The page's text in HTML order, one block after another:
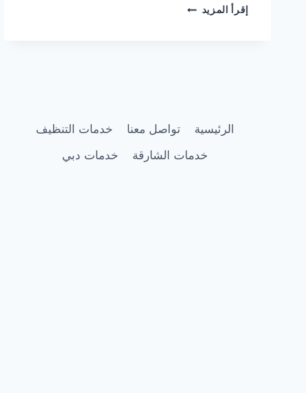
إقرأ المزيد شركة
الرئيسية تواصل معنا
خدمات التنظيف
خدمات الشارقة
خدمات دبي